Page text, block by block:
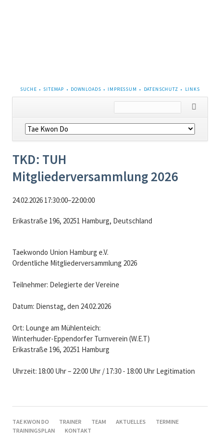
NAVIGATION
ÜBERSPRINGEN
SUCHE SITEMAP DOWNLOADS IMPRESSUM DATENSCHUTZ LINKS
Navigation
überspringen
TKD: TUH
Mitgliederversammlung 2026
24.02.2026 17:30:00–22:00:00
Erikastraße 196, 20251 Hamburg, Deutschland
Taekwondo Union Hamburg e.V.
Ordentliche Mitgliederversammlung 2026
Teilnehmer: Delegierte der Vereine
Datum: Dienstag, den 24.02.2026
Ort: Lounge am Mühlenteich:
Winterhuder-Eppendorfer Turnverein (W.E.T)
Erikastraße 196, 20251 Hamburg
Uhrzeit: 18:00 Uhr – 22:00 Uhr / 17:30 - 18:00 Uhr Legitimation
NAVIGATION
ÜBERSPRINGEN
TAE KWON DO TRAINER TEAM AKTUELLES
TERMINE
TRAININGSPLAN
KONTAKT